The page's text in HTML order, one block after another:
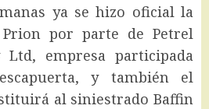
ya se hizo oficial la
por parte de Petrel
Ltd, empresa participada
y también el
al siniestrado Baffin